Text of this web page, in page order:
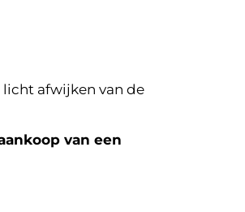
afwijken van de
van een